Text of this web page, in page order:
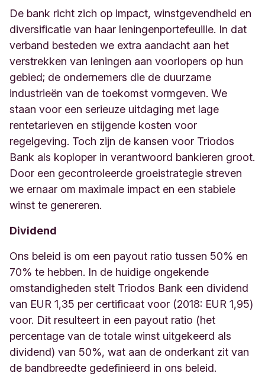
De bank richt zich op impact, winstgevendheid en
diversificatie van haar leningenportefeuille. In dat
verband besteden we extra aandacht aan het
verstrekken van leningen aan voorlopers op hun
gebied; de ondernemers die de duurzame
industrieën van de toekomst vormgeven. We
staan voor een serieuze uitdaging ​​met lage
rentetarieven en stijgende kosten voor
regelgeving. Toch zijn de kansen voor Triodos
Bank als koploper in verantwoord bankieren groot.
Door een gecontroleerde groeistrategie streven
we ernaar om maximale impact en een stabiele
winst te genereren.
Dividend
Ons beleid is om een ​​payout ratio tussen 50% en
70% te hebben. In de huidige ongekende
omstandigheden stelt Triodos Bank een dividend
van EUR 1,35 per certificaat voor (2018: EUR 1,95)
voor. Dit resulteert in een payout ratio (het
percentage van de totale winst uitgekeerd als
dividend) van 50%, wat aan de onderkant zit van
de bandbreedte gedefinieerd in ons beleid.